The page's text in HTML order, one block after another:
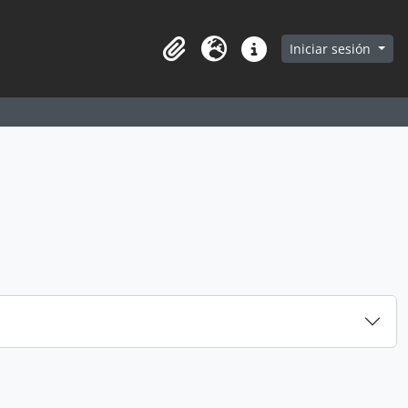
in browse page
Portapapeles
Idioma Enlaces rápidos
Iniciar sesión